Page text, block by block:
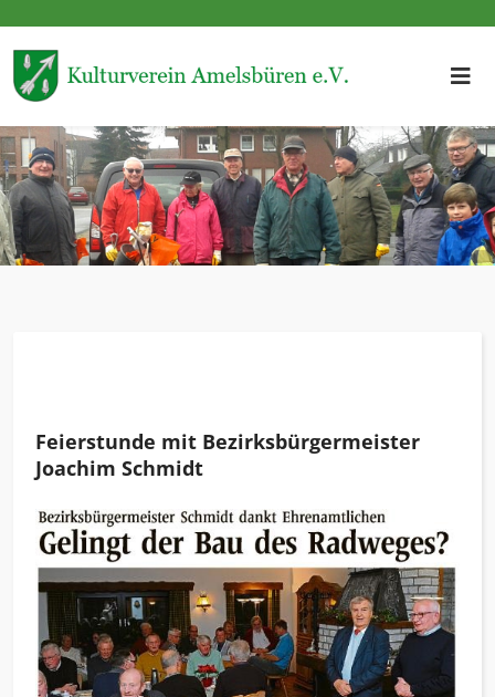
Feierstunde mit Bezirksbürgermeister
Joachim Schmidt